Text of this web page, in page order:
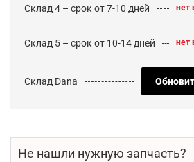
Склад 4 – срок от 7-10 дней нет
Склад 5 – срок от 10-14 дней нет
Склад Dana
Не нашли нужную запчасть?